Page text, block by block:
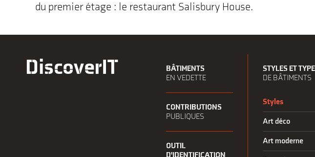
du premier étage : le restaurant Salisbury House.
DiscoverIT
BÂTIMENTS
EN VEDETTE
CONTRIBUTIONS
PUBLIQUES
OUTIL
STYLES ET
DE BÂTIMENTS
Styles
Art déco
Art moderne